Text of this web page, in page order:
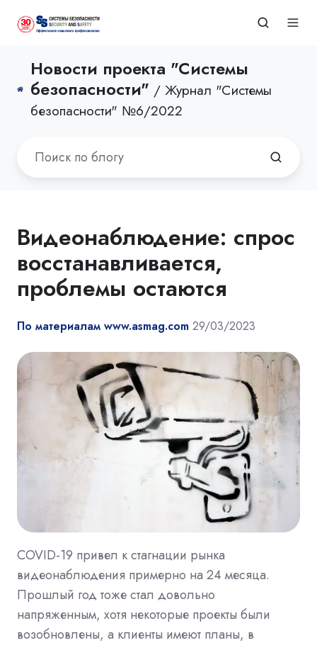
Новости проекта "Системы
безопасности" / Журнал "Системы
безопасности" №6/2022
Видеонаблюдение: спрос
восстанавливается,
проблемы остаются
По материалам www.asmag.com 29/03/2023
COVID-19 привел к стагнации рынка
видеонаблюдения примерно на 24 месяца.
Прошлый год тоже стал довольно
напряженным, хотя некоторые проекты были
возобновлены, а клиенты имеют планы, в